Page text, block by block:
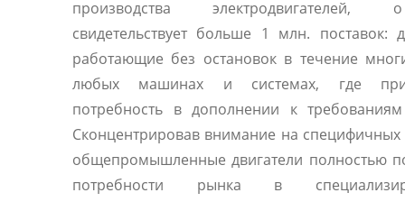
производства
свидетельствует больше 1 млн. поставок:
работающие без остановок в течение
любых машинах и системах, где
потребность в дополнении к требованиям
Сконцентрировав внимание на специфичных
общепромышленные двигатели полностью
потребности рынка в